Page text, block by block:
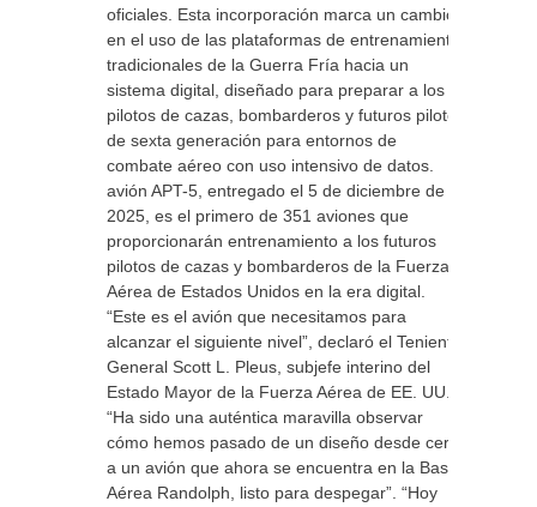
oficiales. Esta incorporación marca un cambio
en el uso de las plataformas de entrenamiento
tradicionales de la Guerra Fría hacia un
sistema digital, diseñado para preparar a los
pilotos de cazas, bombarderos y futuros pilotos
de sexta generación para entornos de
combate aéreo con uso intensivo de datos. El
avión APT-5, entregado el 5 de diciembre de
2025, es el primero de 351 aviones que
proporcionarán entrenamiento a los futuros
pilotos de cazas y bombarderos de la Fuerza
Aérea de Estados Unidos en la era digital.
“Este es el avión que necesitamos para
alcanzar el siguiente nivel”, declaró el Teniente
General Scott L. Pleus, subjefe interino del
Estado Mayor de la Fuerza Aérea de EE. UU.
“Ha sido una auténtica maravilla observar
cómo hemos pasado de un diseño desde cero
a un avión que ahora se encuentra en la Base
Aérea Randolph, listo para despegar”. “Hoy